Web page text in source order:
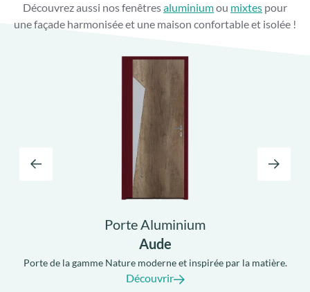
Découvrez aussi nos fenêtresaluminiumou mixtes pour
une façade harmonisée et une maison confortable et isolée !
Porte Aluminium
Aude
Porte de la gamme Nature moderne et inspirée par la matière.
Découvrir